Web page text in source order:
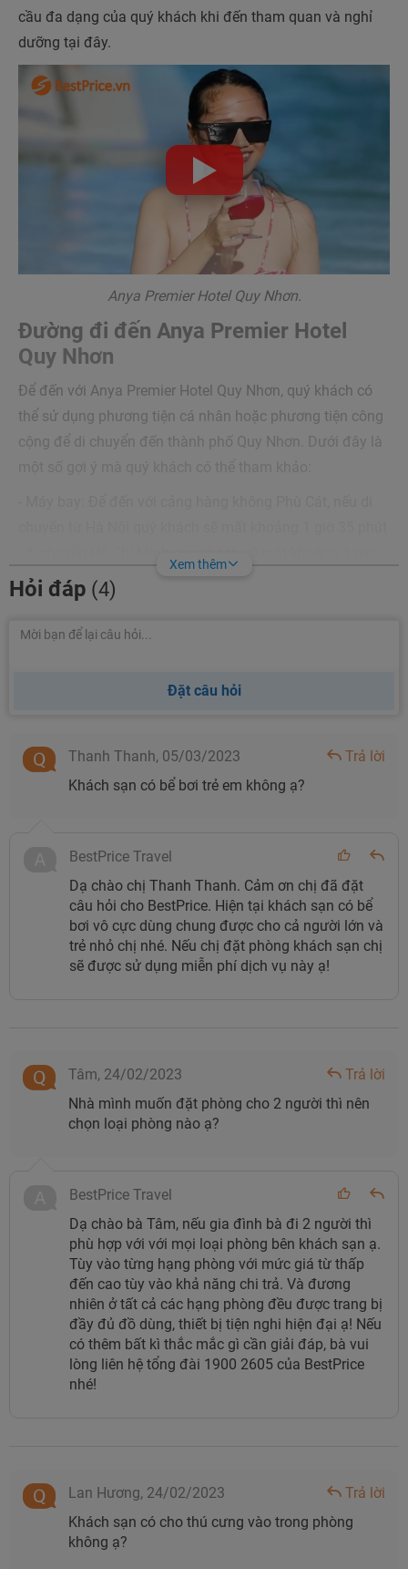
cầu đa dạng của quý khách khi đến tham quan và nghỉ
dưỡng tại đây.
Anya Premier Hotel Quy Nhơn.
Đường đi đến Anya Premier Hotel
Quy Nhơn
Để đến với Anya Premier Hotel Quy Nhơn, quý khách có
thể sử dụng phương tiện cá nhân hoặc phương tiện công
cộng để di chuyển đến thành phố Quy Nhơn. Dưới đây là
10 phút. Sau đó, quý khách sẽ sử dụng taxi sân bay di
chuyển quãng đường dài khoảng 35km theo QL1A đến
đường Hùng Vương là quý khách sẽ đến với khách sạn.
lộ 1A để đến thành phố Quy Nhơn, sau đó quý khách chỉ
- Xe khách: Đây là phương tiện công cộng di chuyển
An Dương Vương với thời gian khoảng 5 phút là sẽ đến
với khách sạn.
Bản đồ di chuyển từ sân bay Phù Cát đến khách sạn.
Anya Premier Hotel Quy Nhơn mang phong cách thiết kế
hiện đại và sang trọng, với vẻ ngoài hào nhoáng và tràn
ngập ánh sáng. Khách sạn được thiết kế với 2 tòa nhà
cao tầng, sử dụng chất liệu kính trong suốt cho nên dễ
dàng đón ánh sáng, tăng thêm vẻ đẹp cho khách sạn. Để
chọn được hạng phòng phù hợp, du khách có thể tham
khảo các hạng phòng dưới đây:
Căn phòng mang thiết kế hiện đại phá bỏ ranh giới không
gian và tạo cảm giác mới lạ bằng cách sắp xếp tỉ mỉ mọi
thứ bao gồm giường ngủ, chậu rửa mặt, tủ quần áo và
Xem thêm
Hỏi đáp (4)
Đặt câu hỏi
Thanh Thanh, 05/03/2023
Trả lời
Khách sạn có bể bơi trẻ em không ạ?
BestPrice Travel
Dạ chào chị Thanh Thanh. Cảm ơn chị đã đặt
câu hỏi cho BestPrice. Hiện tại khách sạn có bể
bơi vô cực dùng chung được cho cả người lớn và
trẻ nhỏ chị nhé. Nếu chị đặt phòng khách sạn chị
sẽ được sử dụng miễn phí dịch vụ này ạ!
Tâm, 24/02/2023
Trả lời
Nhà mình muốn đặt phòng cho 2 người thì nên
chọn loại phòng nào ạ?
BestPrice Travel
Dạ chào bà Tâm, nếu gia đình bà đi 2 người thì
phù hợp với với mọi loại phòng bên khách sạn ạ.
Tùy vào từng hạng phòng với mức giá từ thấp
đến cao tùy vào khả năng chi trả. Và đương
nhiên ở tất cả các hạng phòng đều được trang bị
đầy đủ đồ dùng, thiết bị tiện nghi hiện đại ạ! Nếu
có thêm bất kì thắc mắc gì cần giải đáp, bà vui
lòng liên hệ tổng đài 1900 2605 của BestPrice
nhé!
Lan Hương, 24/02/2023
Trả lời
Khách sạn có cho thú cưng vào trong phòng
không ạ?